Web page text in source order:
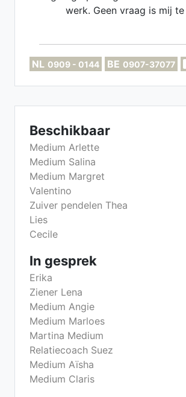
werk. Geen vraag is mij
NL 0909 - 0144 BE 0907-37077
Beschikbaar
Medium Arlette
Medium Salina
Medium Margret
Valentino
Zuiver pendelen Thea
Lies
Cecile
In gesprek
Erika
Ziener Lena
Medium Angie
Medium Marloes
Martina Medium
Relatiecoach Suez
Medium Aïsha
Medium Claris